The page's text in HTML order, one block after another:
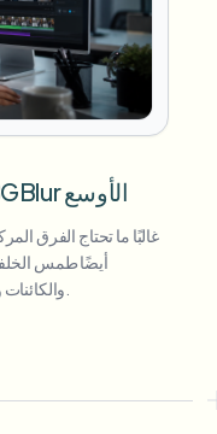
الاقتران مع سير عمل امتثال BGBlur الأوسع
غالبًا ما تحتاج الفرق